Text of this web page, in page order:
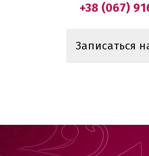
+38 (067)
Записаться